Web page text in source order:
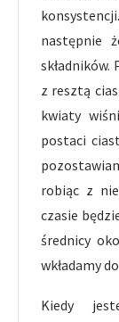
następnie
z resztą
kwiaty
postaci
robiąc z
czasie
średnicy
wkładamy
Kiedy